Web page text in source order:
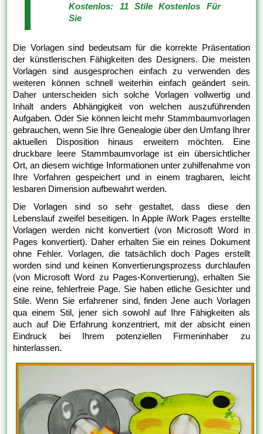
Kostenlos: 11 Stile Kostenlos Für
Sie
Die Vorlagen sind bedeutsam für die korrekte Präsentation
der künstlerischen Fähigkeiten des Designers. Die meisten
Vorlagen sind ausgesprochen einfach zu verwenden des
weiteren können schnell weiterhin einfach geändert sein.
Daher unterscheiden sich solche Vorlagen vollwertig und
Inhalt anders Abhängigkeit von welchen auszuführenden
Aufgaben. Oder Sie können leicht mehr Stammbaumvorlagen
gebrauchen, wenn Sie Ihre Genealogie über den Umfang Ihrer
aktuellen Disposition hinaus erweitern möchten. Eine
druckbare leere Stammbaumvorlage ist ein übersichtlicher
Ort, an diesem wichtige Informationen unter zuhilfenahme von
Ihre Vorfahren gespeichert und in einem tragbaren, leicht
lesbaren Dimension aufbewahrt werden.
Die Vorlagen sind so sehr gestaltet, dass diese den
Lebenslauf zweifel beseitigen. In Apple iWork Pages erstellte
Vorlagen werden nicht konvertiert (von Microsoft Word in
Pages konvertiert). Daher erhalten Sie ein reines Dokument
ohne Fehler. Vorlagen, die tatsächlich doch Pages erstellt
worden sind und keinen Konvertierungsprozess durchlaufen
(von Microsoft Word zu Pages-Konvertierung), erhalten Sie
eine reine, fehlerfreie Page. Sie haben etliche Gesichter und
Stile. Wenn Sie erfahrener sind, finden Jene auch Vorlagen
qua einem Stil, jener sich sowohl auf Ihre Fähigkeiten als
auch auf Die Erfahrung konzentriert, mit der absicht einen
Eindruck bei Ihrem potenziellen Firmeninhaber zu
hinterlassen.